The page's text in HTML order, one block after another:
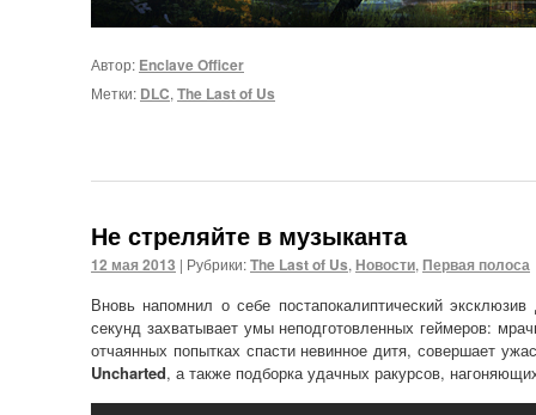
Автор: Enclave Officer
Метки: DLC, The Last of Us
Не стреляйте в музыканта
12 мая 2013 | Рубрики:The Last of Us, Новости, Первая полоса
Вновь напомнил о себе постапокалиптический
секунд захватывает умы неподготовленных геймеров:
отчаянных попытках спасти невинное дитя, совершает
Uncharted, а также подборка удачных ракурсов,